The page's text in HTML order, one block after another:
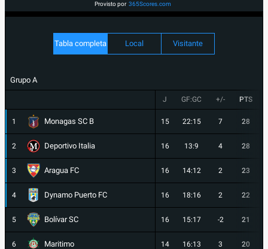
Provisto por 365Scores.com
Tabla completa Local Visitante
Grupo A
J GF:GC +/- PTS
1 Monagas SC B 15 22:15 7 28
2 Deportivo Italia 16 13:9 4 28
3 Aragua FC 16 14:12 2 23
4 Dynamo Puerto FC 16 18:16 2 22
5 Bolívar SC 16 15:17 -2 21
6 Maritimo 14 16:13 3 20